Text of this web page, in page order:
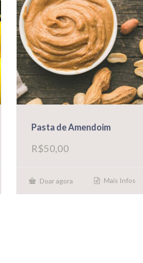
Pasta de Amendoim
R$50,00
Doar agora Mais Infos